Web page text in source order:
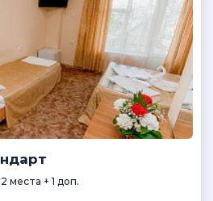
2 места + 1 доп.